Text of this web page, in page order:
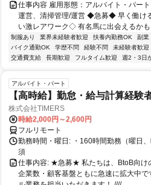
仕事内容 雇用形態：アルバイト・パー
運営、清掃管理/運営 ◆急募◆ 早く働け
い激レアワーク◇ 有名馬に出会えるかも
制服あり 業界未経験者歓迎 扶養内勤務OK 副業
バイク通勤OK
学歴不問 経験不問 未経験者歓迎
交通費支給
長期歓迎 フルタイム歓迎 週2・3日
アルバイト・パート
【高時給】勤怠・給与計算経験
株式会社TIMERS
時給2,000円～2,600円
フルリモート
勤務時間・曜日: ・160時間勤務（曜日
須
仕事内容: ★急募★ 私たちは、BtoB向け
企業数・顧客基盤ともに急速に拡大中